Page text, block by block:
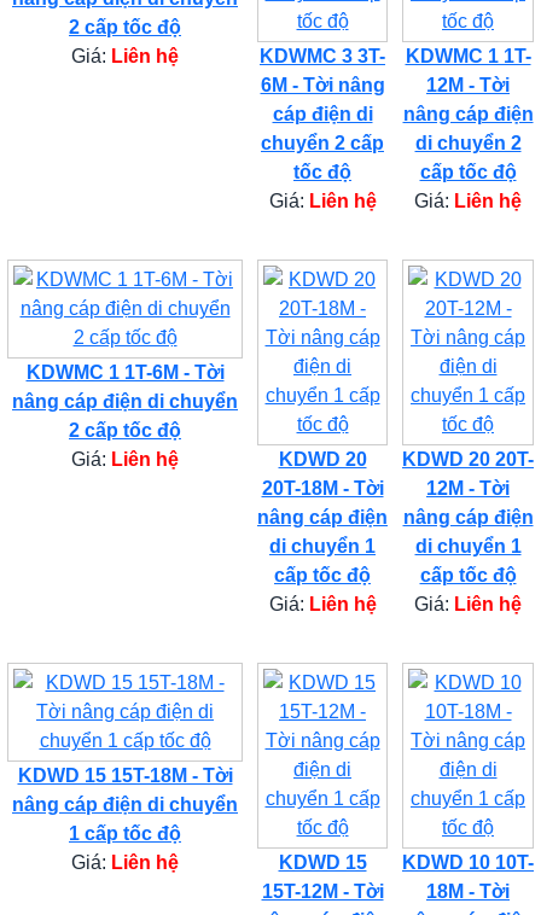
2 cấp tốc độ
Giá: Liên hệ
KDWMC 3 3T-
6M - Tời nâng
cáp điện di
chuyển 2 cấp
tốc độ
Giá: Liên hệ
KDWMC 1 1T-
12M - Tời
nâng cáp điện
di chuyển 2
cấp tốc độ
Giá: Liên hệ
KDWMC 1 1T-6M - Tời
nâng cáp điện di chuyển
2 cấp tốc độ
Giá: Liên hệ
KDWD 20
20T-18M - Tời
nâng cáp điện
di chuyển 1
cấp tốc độ
Giá: Liên hệ
KDWD 20 20T-
12M - Tời
nâng cáp điện
di chuyển 1
cấp tốc độ
Giá: Liên hệ
KDWD 15 15T-18M - Tời
nâng cáp điện di chuyển
1 cấp tốc độ
Giá: Liên hệ
KDWD 15
15T-12M - Tời
KDWD 10 10T-
18M - Tời